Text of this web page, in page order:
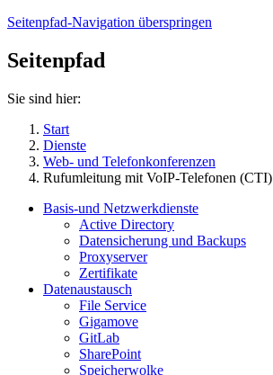
Seitenpfad-Navigation überspringen
Seitenpfad
Sie sind hier:
Start
Dienste
Web- und Telefonkonferenzen
Rufumleitung mit VoIP-Telefonen (CTI)
Basis-und Netzwerkdienste
Active Directory
Datensicherung und Backups
Proxyserver
Zertifikate
Datenaustausch
File Service
Gigamove
GitLab
SharePoint
Speicherwolke